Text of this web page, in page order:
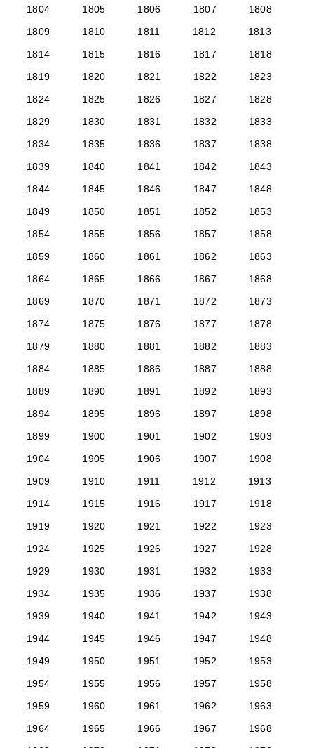
1804
1805 1806 1807
1808
1809
1810 1811 1812
1813
1814
1815 1816 1817
1818
1819
1820 1821 1822
1823
1824
1825 1826 1827
1828
1829
1830 1831 1832
1833
1834
1835 1836 1837
1838
1839
1840 1841 1842
1843
1844
1845 1846 1847
1848
1849
1850 1851 1852
1853
1854
1855 1856 1857
1858
1859
1860 1861 1862
1863
1864
1865 1866 1867
1868
1869
1870 1871 1872
1873
1874
1875 1876 1877
1878
1879
1880 1881 1882
1883
1884
1885 1886 1887
1888
1889
1890 1891 1892
1893
1894
1895 1896 1897
1898
1899
1900 1901 1902
1903
1904
1905 1906 1907
1908
1909
1910 1911 1912
1913
1914
1915 1916 1917
1918
1919
1920 1921 1922
1923
1924
1925 1926 1927
1928
1929
1930 1931 1932
1933
1934
1935 1936 1937
1938
1939
1940 1941 1942
1943
1944
1945 1946 1947
1948
1949
1950 1951 1952
1953
1954
1955 1956 1957
1958
1959
1960 1961 1962
1963
1964
1965 1966 1967
1968